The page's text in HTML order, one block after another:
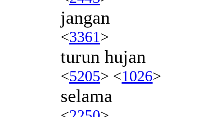
jangan
<3361>
turun hujan
<5205> <1026>
selama